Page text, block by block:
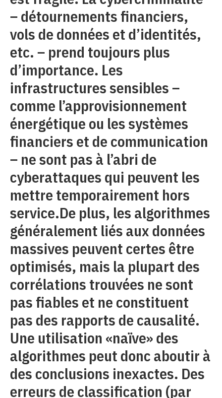
– détournements financiers,
vols de données et d’identités,
etc. – prend toujours plus
d’importance. Les
infrastructures sensibles –
comme l’approvisionnement
énergétique ou les systèmes
financiers et de communication
– ne sont pas à l’abri de
cyberattaques qui peuvent les
mettre temporairement hors
service.De plus, les algorithmes
généralement liés aux données
massives peuvent certes être
optimisés, mais la plupart des
corrélations trouvées ne sont
pas fiables et ne constituent
pas des rapports de causalité.
Une utilisation «naïve» des
algorithmes peut donc aboutir à
des conclusions inexactes. Des
erreurs de classification (par